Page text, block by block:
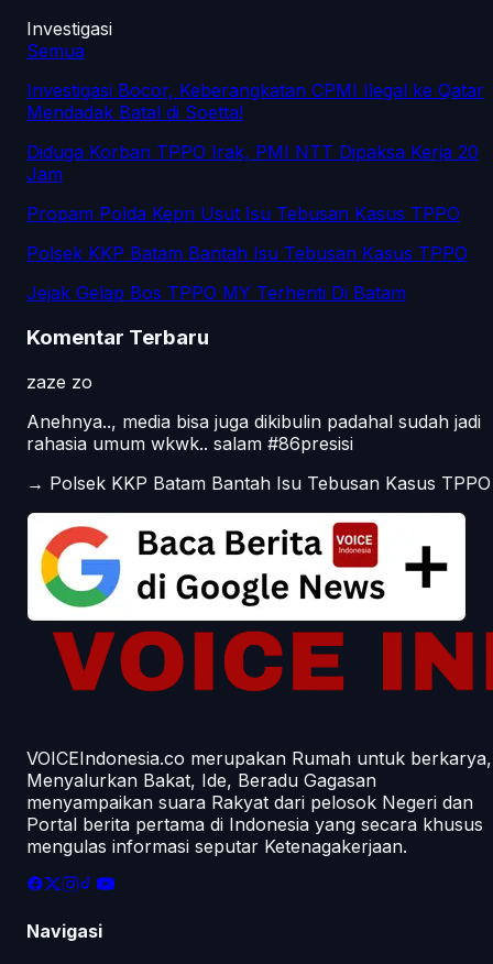
Investigasi
Semua
Investigasi Bocor, Keberangkatan CPMI Ilegal ke Qatar
Mendadak Batal di Soetta!
Diduga Korban TPPO Irak, PMI NTT Dipaksa Kerja 20
Jam
Propam Polda Kepri Usut Isu Tebusan Kasus TPPO
Polsek KKP Batam Bantah Isu Tebusan Kasus TPPO
Jejak Gelap Bos TPPO MY Terhenti Di Batam
Komentar Terbaru
zaze zo
Anehnya.., media bisa juga dikibulin padahal sudah jadi
rahasia umum wkwk.. salam #86presisi
→ Polsek KKP Batam Bantah Isu Tebusan Kasus TPPO
VOICEIndonesia.co merupakan Rumah untuk berkarya,
Menyalurkan Bakat, Ide, Beradu Gagasan
menyampaikan suara Rakyat dari pelosok Negeri dan
Portal berita pertama di Indonesia yang secara khusus
mengulas informasi seputar Ketenagakerjaan.
Navigasi